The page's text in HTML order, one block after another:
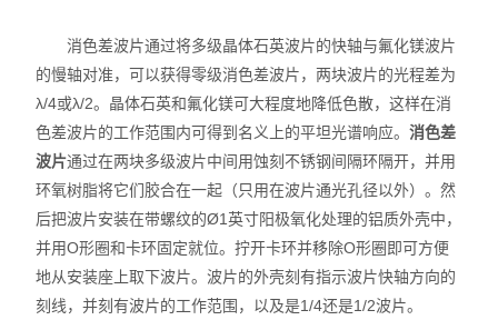
消色差波片通过将多级晶体石英波片的快轴与氟化镁波片
的慢轴对准，可以获得零级消色差波片，两块波片的光程差为
λ/4或λ/2。晶体石英和氟化镁可大程度地降低色散，这样在消
色差波片的工作范围内可得到名义上的平坦光谱响应。消色差
波片通过在两块多级波片中间用蚀刻不锈钢间隔环隔开，并用
环氧树脂将它们胶合在一起（只用在波片通光孔径以外）。然
后把波片安装在带螺纹的Ø1英寸阳极氧化处理的铝质外壳中，
并用O形圈和卡环固定就位。拧开卡环并移除O形圈即可方便
地从安装座上取下波片。波片的外壳刻有指示波片快轴方向的
刻线，并刻有波片的工作范围，以及是1/4还是1/2波片。